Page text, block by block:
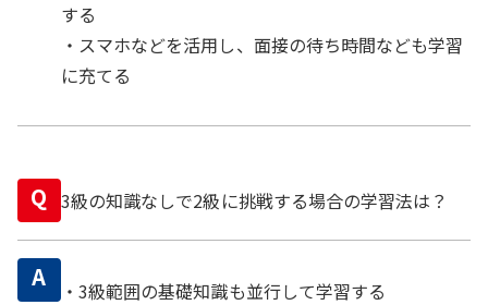
する
・スマホなどを活用し、面接の待ち時間なども学習
に充てる
Q 3級の知識なしで2級に挑戦する場合の学習法は？
A
・3級範囲の基礎知識も並行して学習する